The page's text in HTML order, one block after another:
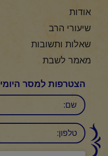
אודות
שיעורי הרב
שאלות ותשובות
מאמר לשבת
הצטרפות למסר היומי
שם
טלפון: